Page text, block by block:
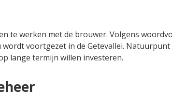
te werken met de brouwer. Volgens
wordt voortgezet in de Getevallei. Natuurpunt
lange termijn willen investeren.